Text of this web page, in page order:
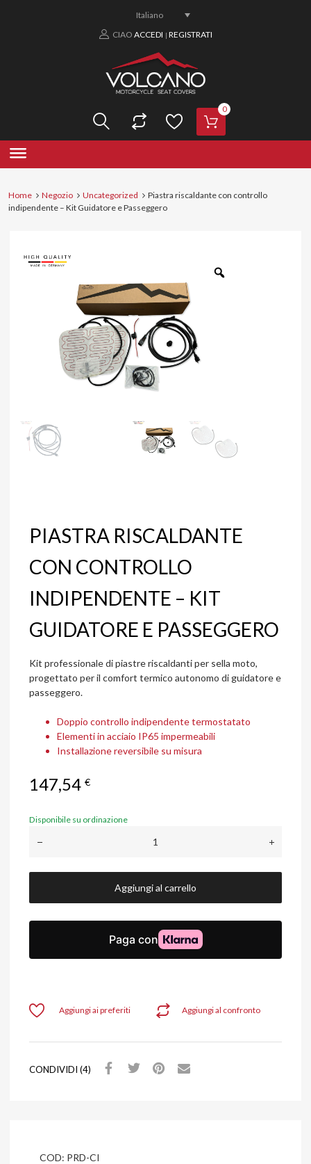
Italiano
CIAO ACCEDI | REGISTRATI
0
Home Negozio Uncategorized
Piastra riscaldante con controllo
indipendente – Kit Guidatore e Passeggero
PIASTRA RISCALDANTE
CON CONTROLLO
INDIPENDENTE – KIT
GUIDATORE E PASSEGGERO
Kit professionale di piastre riscaldanti per sella moto,
progettato per il comfort termico autonomo di guidatore e
passeggero.
Doppio controllo indipendente termostatato
Elementi in acciaio IP65 impermeabili
Installazione reversibile su misura
147,54 €
Disponibile su ordinazione
Aggiungi al carrello
Aggiungi al confronto
Aggiungi ai preferiti
CONDIVIDI (4)
COD: PRD-CI